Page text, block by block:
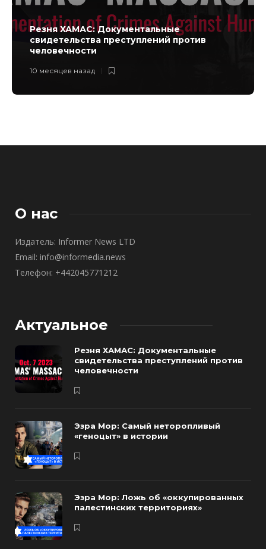
Резня ХАМАС: Документальные
свидетельства преступлений против
человечности
10 месяцев назад
О нас
Издатель: Informer News LTD
Email: info@informedia.news
Телефон: +442045771212
Актуальное
Резня ХАМАС: Документальные
свидетельства преступлений против
человечности
Эзра Мор: Самый неторопливый
«геноцыт» в истории
Эзра Мор: Ложь об «оккупированных
палестинских территориях»